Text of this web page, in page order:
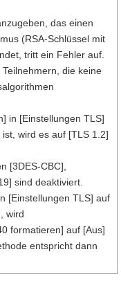
das einen
(RSA-Schlüssel mit
tritt ein Fehler auf.
die keine
in [Einstellungen TLS]
wird es auf [TLS 1.2]
[3DES-CBC],
sind deaktiviert.
[Einstellungen TLS] auf
wird
formatieren] auf [Aus]
entspricht dann